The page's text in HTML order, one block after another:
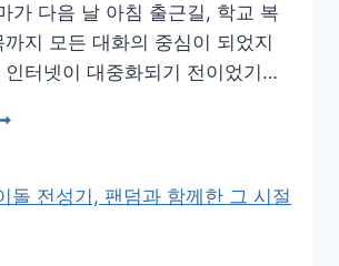
가 다음 날 아침 출근길, 학교 복
지 모든 대화의 중심이 되었지
인터넷이 대중화되기 전이었기…